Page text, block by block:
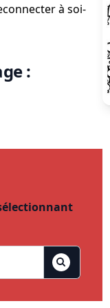
à soi-
: